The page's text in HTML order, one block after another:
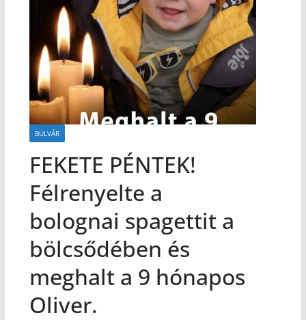
BULVÁR
FEKETE PÉNTEK!
Félrenyelte a
bolognai spagettit a
bölcsődében és
meghalt a 9 hónapos
Oliver.